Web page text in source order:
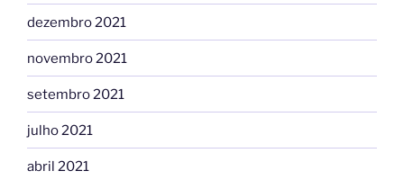
dezembro 2021
novembro 2021
setembro 2021
julho 2021
abril 2021